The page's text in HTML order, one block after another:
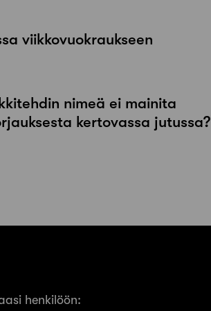
viikkovuokraukseen
nimeä ei mainita
kertovassa jutussa?
henkilöön: